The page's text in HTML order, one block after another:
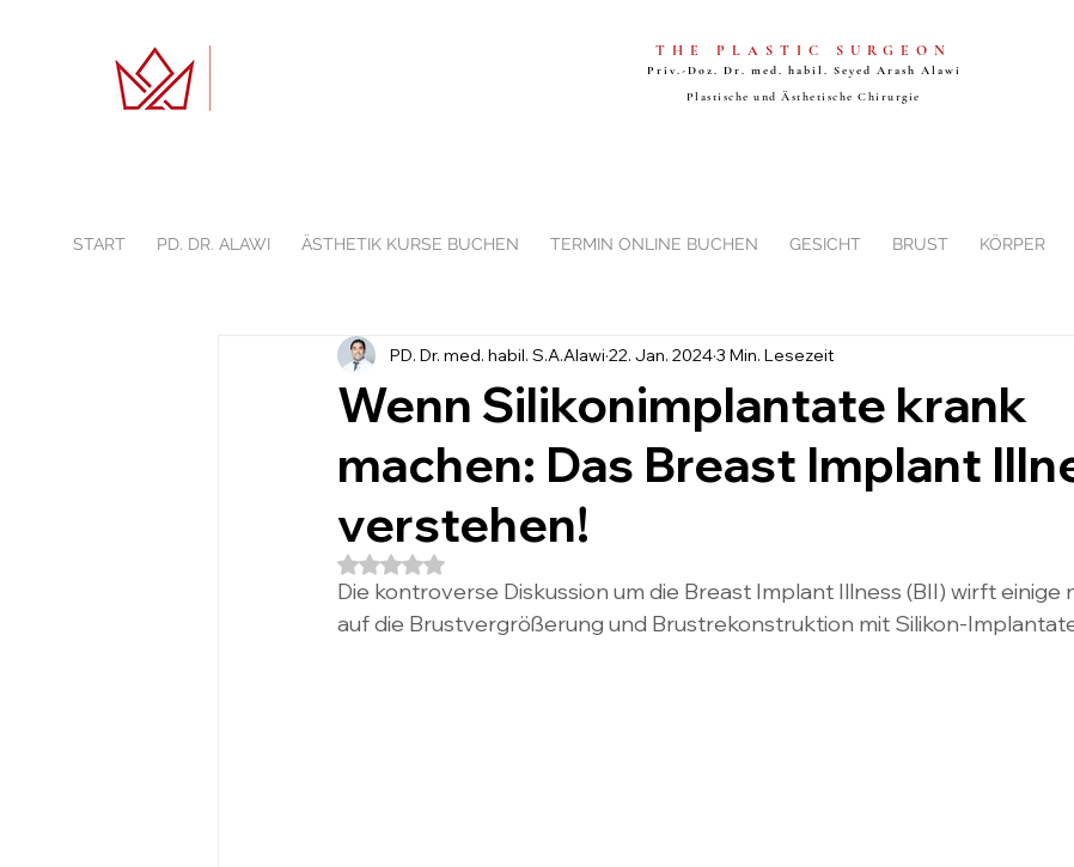
THE PLASTIC SURGEON
Priv.-Doz. Dr. med. habil. Seyed Arash Alawi
Plastische und Ästhetische Chirurgie
START PD. DR. ALAWI ÄSTHETIK KURSE BUCHEN TERMIN ONLINE BUCHEN GESICHT BRUST KÖRPER
Wenn Silikonimplantate krank
machen: Das Breast Implant
verstehen!
PD. Dr. med. habil. S.A.Alawi 22. Jan. 20243 Min. Lesezeit
Mit NaN von 5 Sternen bewertet.
Die kontroverse Diskussion um die Breast Implant Illness (BII) wirft einige
auf die Brustvergrößerung und Brustrekonstruktion mit Silikon-